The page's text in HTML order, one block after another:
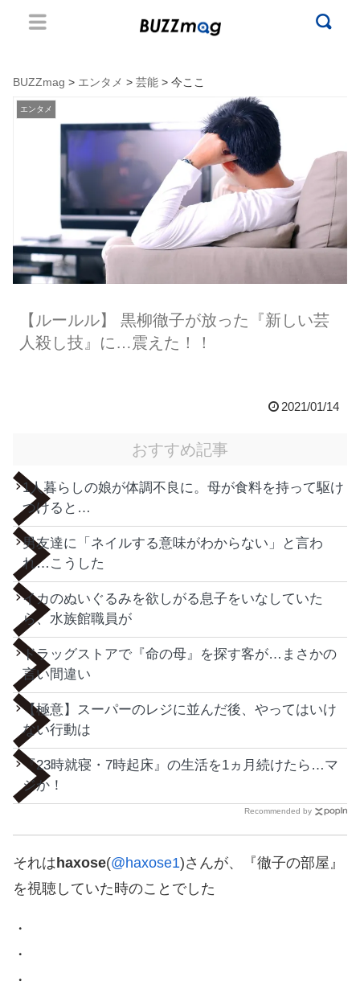
BUZZmag > エンタメ > 芸能 > 今ここ
エンタメ
【ルールル】 黒柳徹子が放った『新しい芸
人殺し技』に…震えた！！
2021/01/14
おすすめ記事
1人暮らしの娘が体調不良に。母が食料を持って駆け
つけると…
男友達に「ネイルする意味がわからない」と言わ
れ…こうした
イカのぬいぐるみを欲しがる息子をいなしていた
ら、水族館職員が
ドラッグストアで『命の母』を探す客が…まさかの
言い間違い
【極意】スーパーのレジに並んだ後、やってはいけ
ない行動は
『23時就寝・7時起床』の生活を1ヵ月続けたら…マ
ジか！
Recommended by
それは haxose(@haxose1)さんが、『徹子の部屋』
を視聴していた時のことでした
・
・
・